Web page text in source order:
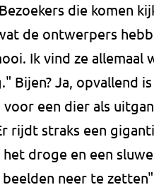
die komen
de ontwerpers
Ik vind ze allemaal
Bijen? Ja, opvallend
voor een dier als
rijdt straks een
droge en een
neer te